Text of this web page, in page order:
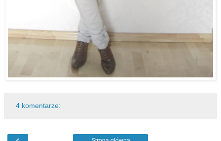
4 komentarze: